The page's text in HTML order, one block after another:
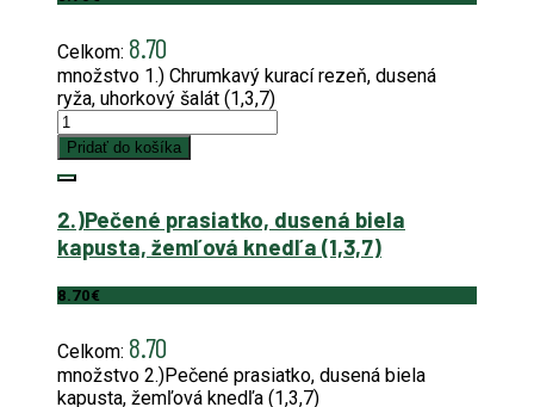
Celkom: 8.70
množstvo 1.) Chrumkavý kurací rezeň, dusená
ryža, uhorkový šalát (1,3,7)
Pridať do košíka
2.)Pečené prasiatko, dusená biela
kapusta, žemľová knedľa (1,3,7)
8.70€
Celkom: 8.70
množstvo 2.)Pečené prasiatko, dusená biela
kapusta, žemľová knedľa (1,3,7)